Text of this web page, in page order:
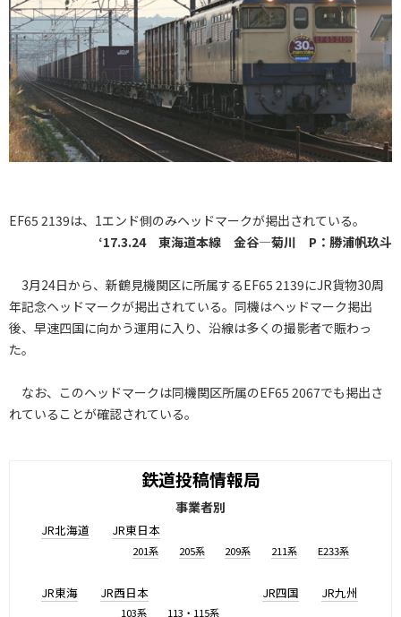
EF65 2139は、1エンド側のみヘッドマークが掲出されている。
‘17.3.24 東海道本線 金谷―菊川 P：勝浦帆玖斗
3月24日から、新鶴見機関区に所属するEF65 2139にJR貨物30周
年記念ヘッドマークが掲出されている。同機はヘッドマーク掲出
後、早速四国に向かう運用に入り、沿線は多くの撮影者で賑わっ
た。
なお、このヘッドマークは同機関区所属のEF65 2067でも掲出さ
れていることが確認されている。
鉄道投稿情報局
事業者別
JR北海道 JR東日本
201系 205系 209系 211系 E233系
JR東海 JR西日本
103系 113・115系
JR四国 JR九州